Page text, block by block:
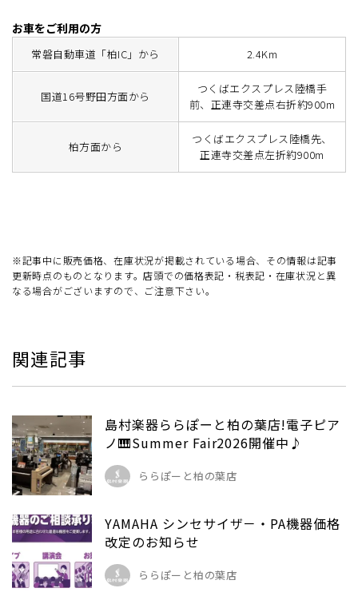
お車をご利用の方
常磐自動車道「柏IC」から 2.4Km
国道16号野田方面から
つくばエクスプレス陸橋手
前、正連寺交差点右折約900m
柏方面から
つくばエクスプレス陸橋先、
正連寺交差点左折約900m
※記事中に販売価格、在庫状況が掲載されている場合、その情報は記事
更新時点のものとなります。店頭での価格表記・税表記・在庫状況と異
なる場合がございますので、ご注意下さい。
関連記事
島村楽器ららぽーと柏の葉店!電子ピア
ノ🎹Summer Fair2026開催中♪
ららぽーと柏の葉店
YAMAHA シンセサイザ－・PA機器価格
改定のお知らせ
ららぽーと柏の葉店